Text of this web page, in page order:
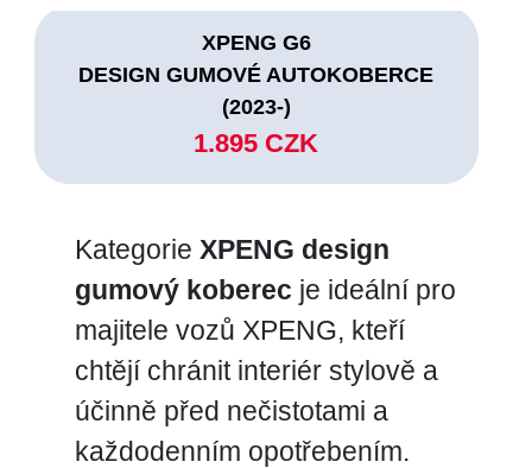
XPENG G6
DESIGN GUMOVÉ AUTOKOBERCE
(2023-)
1.895 CZK
Kategorie XPENG design
gumový koberec je ideální pro
majitele vozů XPENG, kteří
chtějí chránit interiér stylově a
účinně před nečistotami a
každodenním opotřebením.